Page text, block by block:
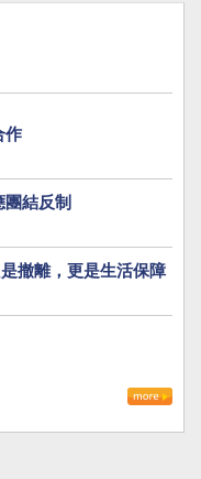
聰模（湯德章之
基金會董事長）
血兒，父親從日
灣籍警部補。因
羨的警察職務，
本高級文官考
因公正不阿的態
長候選人之一。
分會治安組組
，仍然不願供出
名單，保護他們
被槍決，死前高
他的故居被保
三月十三日──他殞
， 但他一生秉持
作
結反制
撤離，更是生活保障